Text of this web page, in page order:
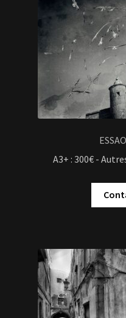
A3+ : 300€ -